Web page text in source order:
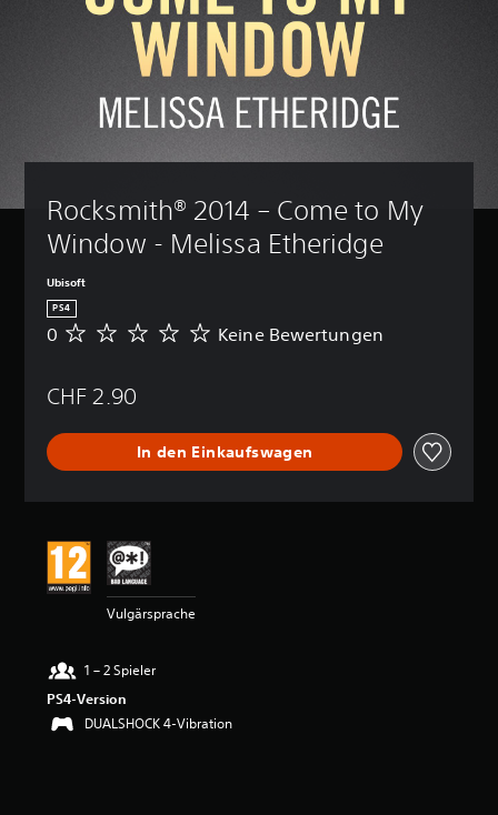
Rocksmith® 2014 – Come to My
Window - Melissa Etheridge
Ubisoft
PS4
K
n
B
e
w
u
n
g
0 Keine Bewertungen
CHF 2.90
In den Einkaufswagen
Vulgärsprache
1 – 2 Spieler
PS4-Version
DUALSHOCK 4-Vibration